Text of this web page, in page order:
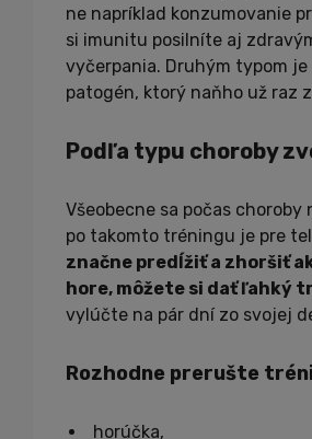
ne napríklad konzumovanie
si imunitu posilníte aj
vyčerpania. Druhým typom je
patogén, ktorý naňho už raz
Podľa typu choroby
Všeobecne sa počas
po takomto tréningu je pre
značne predĺžiť a zhoršiť
hore, môžete si dať ľahký
vylúčte na pár dní zo svojej
Rozhodne prerušte
horúčka,